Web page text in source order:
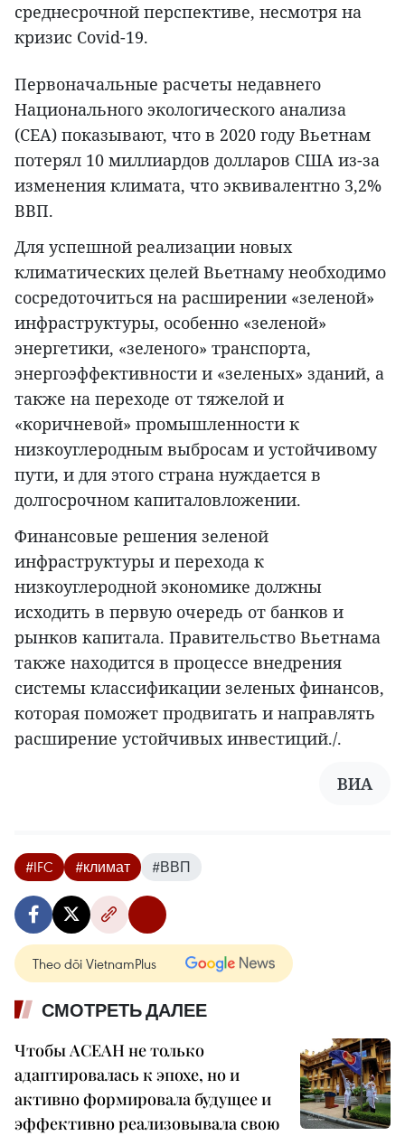
среднесрочной перспективе, несмотря на
кризис Covid-19.
Первоначальные расчеты недавнего
Национального экологического анализа
(CEA) показывают, что в 2020 году Вьетнам
потерял 10 миллиардов долларов США из-за
изменения климата, что эквивалентно 3,2%
ВВП.
Для успешной реализации новых
климатических целей Вьетнаму необходимо
сосредоточиться на расширении «зеленой»
инфраструктуры, особенно «зеленой»
энергетики, «зеленого» транспорта,
энергоэффективности и «зеленых» зданий, а
также на переходе от тяжелой и
«коричневой» промышленности к
низкоуглеродным выбросам и устойчивому
пути, и для этого страна нуждается в
долгосрочном капиталовложении.
Финансовые решения зеленой
инфраструктуры и перехода к
низкоуглеродной экономике должны
исходить в первую очередь от банков и
рынков капитала. Правительство Вьетнама
также находится в процессе внедрения
системы классификации зеленых финансов,
которая поможет продвигать и направлять
расширение устойчивых инвестиций./.
ВИА
#IFC #климат #ВВП
Theo dõi VietnamPlus
СМОТРЕТЬ ДАЛЕЕ
Чтобы АСЕАН не только
адаптировалась к эпохе, но и
активно формировала будущее и
эффективно реализовывала свою